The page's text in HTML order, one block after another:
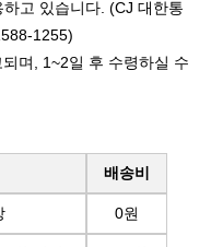
고 있습니다. (CJ 대한통
1255)
며, 1~2일 후 수령하실 수
배송비
0원